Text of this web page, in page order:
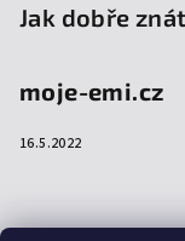
Jak dobře
moje-emi.cz
16.5.2022